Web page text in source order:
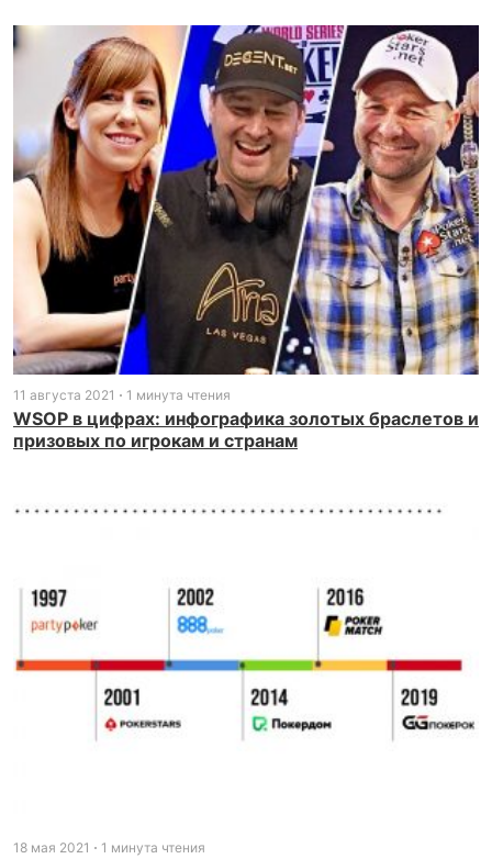
11 августа 2021 1 минута чтения
WSOP в цифрах: инфографика золотых браслетов и
призовых по игрокам и странам
18 мая 2021 1 минута чтения